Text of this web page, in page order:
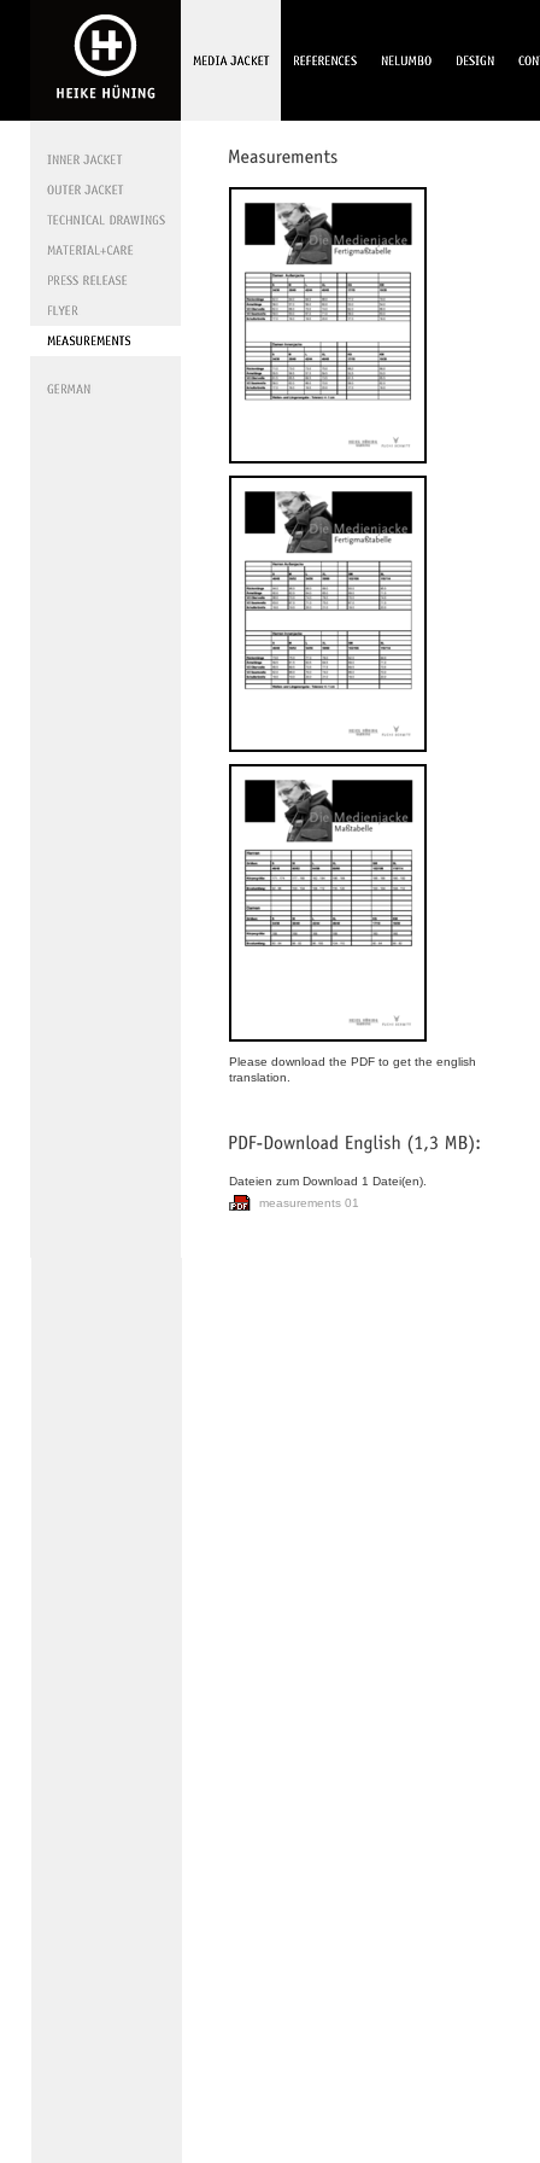
Please download the PDF to get the english
translation.
Dateien zum Download 1 Datei(en).
measurements 01